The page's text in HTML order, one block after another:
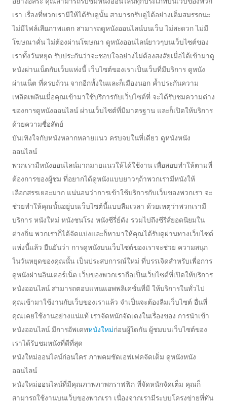
เรา เรื่องที่พวกเรามีให้ได้รับดูนั้น สามารถรับดูได้อย่างเต็มสมรรถนะ
ไม่มีไฟล์เสียภาพแตก สามารถดูหนังออนไลน์บนเว็บ ไม่สะดวก ไม่มี
โฆษณาคั่น ไม่ต้องผ่านโฆษณา ดูหนังออนไลน์ยาวๆบนเว็บไซต์ของ
เราทั้งวันหยุด รับประกันว่าจะชอบใจอย่างไม่ต้องสงสัยเมื่อได้เข้ามาดู
หนังผ่านเน็ตกับเว็บแห่งนี้ เว็บไซต์ของเราเป็นเว็บที่มีบริการ ดูหนัง
ผ่านเน็ต ที่ครบถ้วน จากอีกทั้งในและก็เมืองนอก ค้ำประกันความ
เพลิดเพลินเมื่อคุณเข้ามาใช้บริการกับเว็บไซต์ที่ จะได้รับชมความต่าง
ของการดูหนังออนไลน์ ผ่านเว็บไซต์ที่มีมาตรฐาน และก็เปิดให้บริการ
ด้วยความซื่อสัตย์
บันเทิงใจกับหนังหลากหลายแนว ครบจบในที่เดียว ดูหนังหนัง
ออนไลน์
พวกเรามีหนังออนไลน์มากมายแนวให้ได้ใช้งาน เพื่อสอบทำให้ตามที่
ต้องการของผู้ชม ที่อยากได้ดูหนังแบบยาวๆถ้าพวกเรามีหนังให้
เลือกสรรเยอะมาก แน่นอนว่าการเข้าใช้บริการกับเว็บของพวกเรา จะ
ช่วยทำให้คุณนั้นอยู่บนเว็บไซต์นี้แบบลืมเวลา ด้วยเหตุว่าพวกเรามี
บริการ หนังใหม่ หนังชนโรง หนังซีรี่ย์ดัง รวมไปถึงซีรีส์ยอดนิยมใน
ต่างถิ่น พวกเราก็ได้จัดแบ่งและก็หามาให้คุณได้รับดูผ่านทางเว็บไซต์
แห่งนี้แล้ว ยืนยันว่า การดูหนังบนเว็บไซต์ของเราจะช่วย ความสนุก
ในวันหยุดของคุณนั้น เป็นประสบการณ์ใหม่ ที่บรรเจิดสำหรับเพื่อการ
ดูหนังผ่านอินเตอร์เน็ต เว็บของพวกเราถือเป็นเว็บไซต์ที่เปิดให้บริการ
หนังออนไลน์ สามารถตอบแทนแอพพลิเคชั่นที่มี ให้บริการในทั่วไป
คุณเข้ามาใช้งานกับเว็บของเราแล้ว จำเป็นจะต้องลืมเว็บไซต์ อื่นที่
คุณเคยใช้งานอย่างแน่แท้ เราจัดหนักจัดเตงในเรื่องของ การนำเข้า
หนังออนไลน์ มีการอัพเดทหนังใหม่ก่อนผู้ใดกัน ผู้ชมบนเว็บไซต์ของ
เราได้รับชมหนังที่ดีที่สุด
หนังใหม่ออนไลน์ก่อนใคร ภาพคมชัดเอฟเฟคจัดเต็ม ดูหนังหนัง
ออนไลน์
หนังใหม่ออนไลน์ที่มีคุณภาพภาพกราฟฟิก ที่จัดหนักจัดเต็ม คุณก็
สามารถใช้งานบนเว็บของพวกเรา เนื่องจากเรามีระบบโครงข่ายที่ทัน